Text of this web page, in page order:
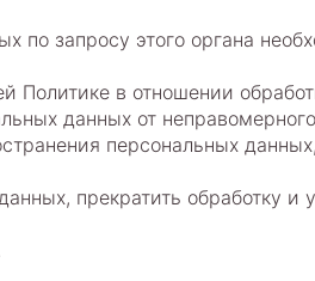
по запросу этого органа
Политике в отношении
данных от
персональных
прекратить обработку и